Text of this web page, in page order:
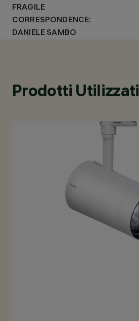
FRAGILE
CORRESPONDENCE:
DANIELE SAMBO
Prodotti Utilizzati